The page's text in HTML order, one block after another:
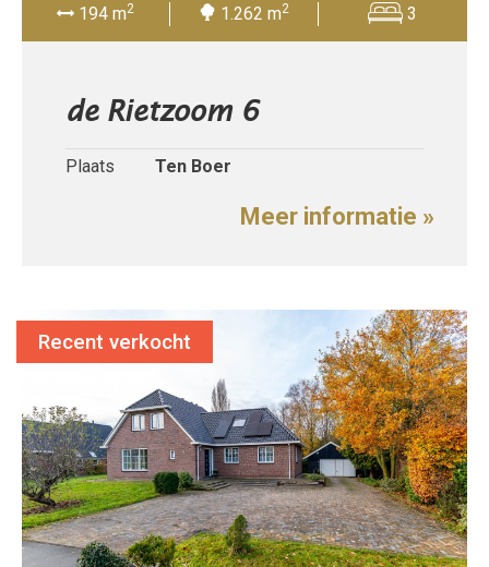
194 m2 1.262 m2 3
de Rietzoom 6
Plaats Ten Boer
Meer informatie »
Recent verkocht